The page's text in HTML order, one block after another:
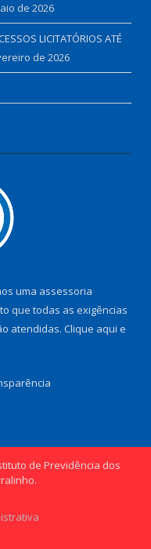
de 2026
LICITATÓRIOS ATÉ
de 2026
uma assessoria
que todas as exigências
atendidas. Clique aqui e
de Previdência dos